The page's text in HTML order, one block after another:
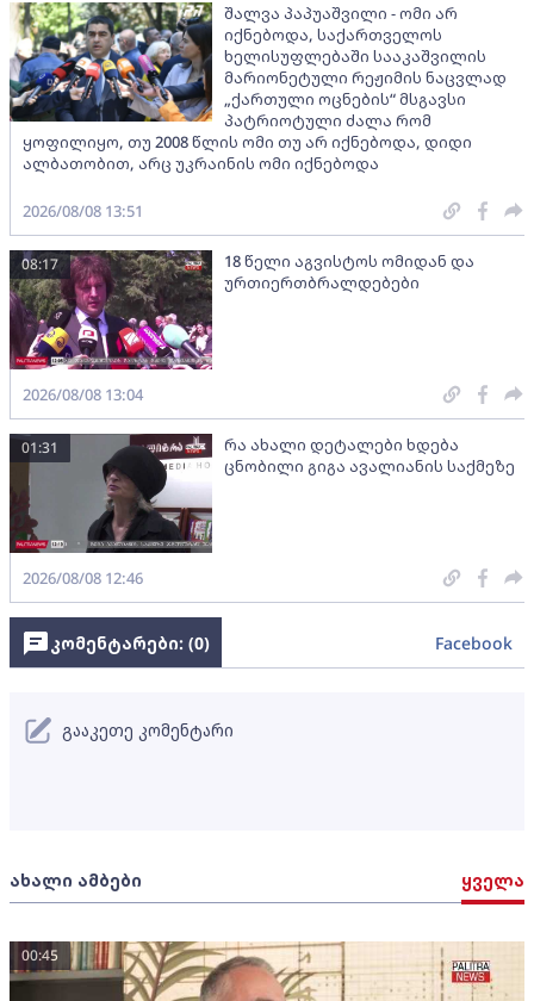
შალვა პაპუაშვილი - ომი არ
იქნებოდა, საქართველოს
ხელისუფლებაში სააკაშვილის
მარიონეტული რეჟიმის ნაცვლად
„ქართული ოცნების“ მსგავსი
პატრიოტული ძალა რომ
ყოფილიყო, თუ 2008 წლის ომი თუ არ იქნებოდა, დიდი
ალბათობით, არც უკრაინის ომი იქნებოდა
2026/08/08 13:51
18 წელი აგვისტოს ომიდან და
ურთიერთბრალდებები
08:17
2026/08/08 13:04
რა ახალი დეტალები ხდება
ცნობილი გიგა ავალიანის საქმეზე
01:31
2026/08/08 12:46
ახალი ამბები ყველა
00:45
კომენტარები: (0) Facebook
გააკეთე კომენტარი